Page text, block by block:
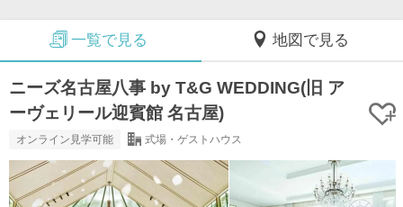
一覧で見る 地図で見る
ニーズ名古屋八事 by T&G WEDDING(旧 ア
ーヴェリール迎賓館 名古屋)
オンライン見学可能 式場・ゲストハウス